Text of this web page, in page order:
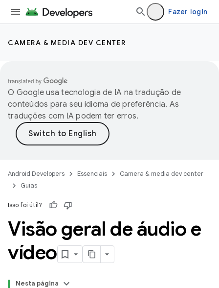
Fazer login
CAMERA & MEDIA DEV CENTER
O Google usa tecnologia de IA na tradução de
conteúdos para seu idioma de preferência. As
traduções com IA podem ter erros.
Android Developers Essenciais
Camera & media dev center
Guias
Isso foi útil?
Visão geral de áudio e
vídeo
Nesta página